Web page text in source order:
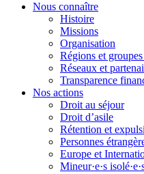
Nous connaître
Histoire
Missions
Organisation
Régions et
Réseaux et
Transparence
Nos actions
Droit au séjour
Droit d’asile
Rétention et
Personnes
Europe et
Mineur·e·s